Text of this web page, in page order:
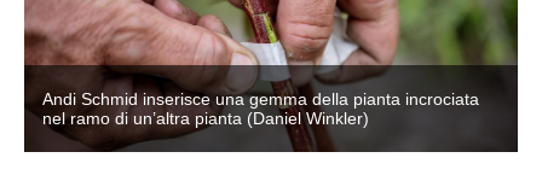
Andi Schmid inserisce una gemma della pianta incrociata
nel ramo di un’altra pianta (Daniel Winkler)